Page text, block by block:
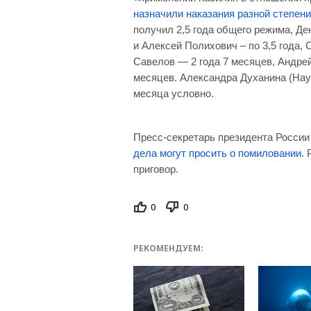
назначили наказания разной
получил 2,5 года общего режима,
и Алексей Полихович – по 3,5 года,
Савелов — 2 года 7 месяцев,
месяцев. Александра Духанина
месяца условно.
Пресс-секретарь президента
дела могут просить о помиловании.
приговор.
0 0
РЕКОМЕНДУЕМ: